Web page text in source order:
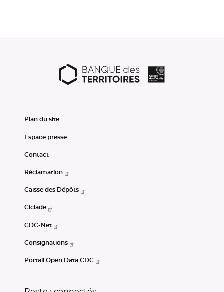
Plan du site
Espace presse
Contact
Réclamation
Caisse des Dépôts
Ciclade
CDC-Net
Consignations
Portail Open Data CDC